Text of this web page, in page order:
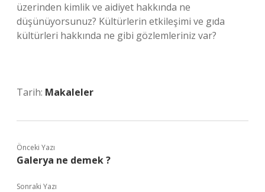
üzerinden kimlik ve aidiyet hakkında ne
düşünüyorsunuz? Kültürlerin etkileşimi ve gıda
kültürleri hakkında ne gibi gözlemleriniz var?
Tarih: Makaleler
Önceki Yazı
Galerya ne demek ?
Sonraki Yazı